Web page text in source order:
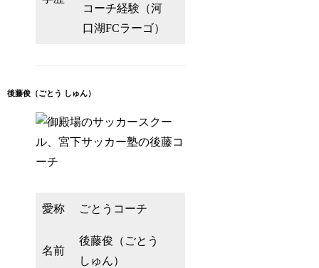
コーチ経験（河
口湖FCラーゴ）
後藤俊（ごとう しゅん）
愛称 ごとうコーチ
名前
後藤俊（ごとう
しゅん）